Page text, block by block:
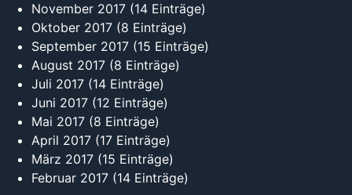
November 2017 (14 Einträge)
Oktober 2017 (8 Einträge)
September 2017 (15 Einträge)
August 2017 (8 Einträge)
Juli 2017 (14 Einträge)
Juni 2017 (12 Einträge)
Mai 2017 (8 Einträge)
April 2017 (17 Einträge)
März 2017 (15 Einträge)
Februar 2017 (14 Einträge)